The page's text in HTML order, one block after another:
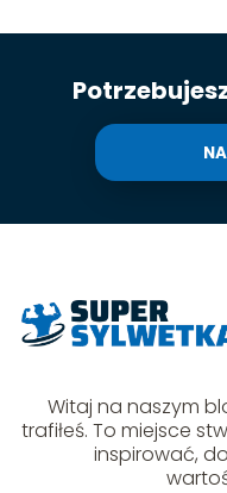
Witaj na naszym
trafiłeś. To miejsce
inspirować,